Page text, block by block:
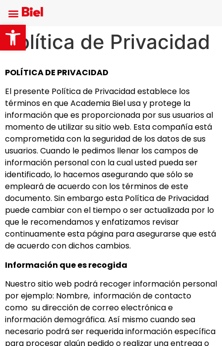
Abrir barra de herramientas
Política de Privacidad
POLÍTICA DE PRIVACIDAD
El presente Política de Privacidad establece los
términos en que Academia Biel usa y protege la
información que es proporcionada por sus usuarios al
momento de utilizar su sitio web. Esta compañía está
comprometida con la seguridad de los datos de sus
usuarios. Cuando le pedimos llenar los campos de
información personal con la cual usted pueda ser
identificado, lo hacemos asegurando que sólo se
empleará de acuerdo con los términos de este
documento. Sin embargo esta Política de Privacidad
puede cambiar con el tiempo o ser actualizada por lo
que le recomendamos y enfatizamos revisar
continuamente esta página para asegurarse que está
de acuerdo con dichos cambios.
Información que es recogida
Nuestro sitio web podrá recoger información personal
por ejemplo: Nombre, información de contacto
como su dirección de correo electrónica e
información demográfica. Así mismo cuando sea
necesario podrá ser requerida información específica
para procesar algún pedido o realizar una entrega o